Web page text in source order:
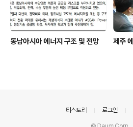
동남아시아 에너지 구조 및 전망 제주
티스토리 로그인